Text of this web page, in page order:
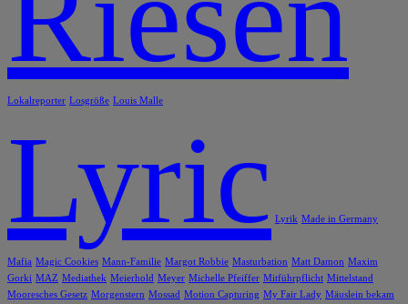
Lokalreporter Losgröße Louis Malle
Lyric Lyrik Made in Germany
Mafia Magic Cookies Mann-Familie Margot Robbie Masturbation Matt Damon Maxim
Gorki MAZ Mediathek Meierhold Meyer Michelle Pfeiffer Mitführpflicht Mittelstand
Mooresches Gesetz Morgenstern Mossad Motion Capturing My Fair Lady Mäuslein bekam